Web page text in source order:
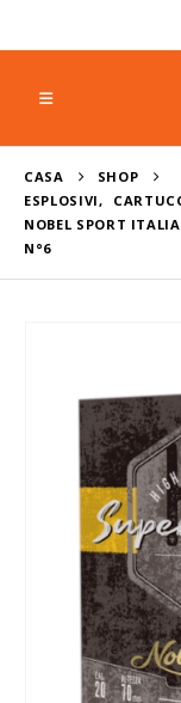
CASA
SHOP
ESPLOSIVI,
NOBEL SPORT
N°6